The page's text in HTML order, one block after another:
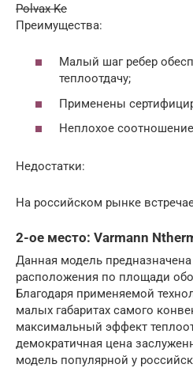
Polvax Ke
Преимущества:
Малый шаг ребер
теплоотдачу;
Применены
Неплохое
Недостатки:
На российском рынке
2-ое место: Varmann
Данная модель предназначена
расположения по площади
Благодаря применяемой
малых габаритах самого
максимальный эффект
демократичная цена
модель популярной у